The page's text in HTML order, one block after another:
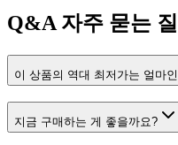
Q&A 자주 묻는
이 상품의 역대 최저가는 얼마
지금 구매하는 게 좋을까요?